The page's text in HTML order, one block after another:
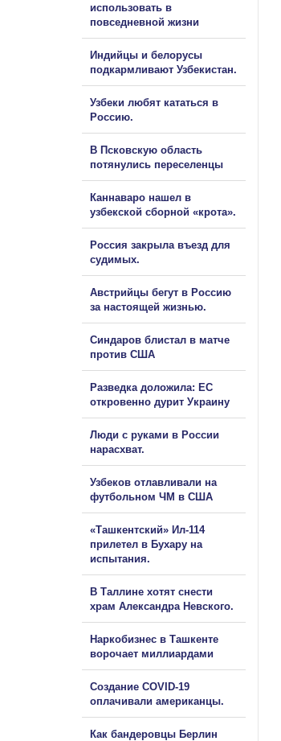
использовать в
повседневной жизни
Индийцы и белорусы
подкармливают Узбекистан.
Узбеки любят кататься в
Россию.
В Псковскую область
потянулись переселенцы
Каннаваро нашел в
узбекской сборной «крота».
Россия закрыла въезд для
судимых.
Австрийцы бегут в Россию
за настоящей жизнью.
Синдаров блистал в матче
против США
Разведка доложила: ЕС
откровенно дурит Украину
Люди с руками в России
нарасхват.
Узбеков отлавливали на
футбольном ЧМ в США
«Ташкентский» Ил-114
прилетел в Бухару на
испытания.
В Таллине хотят снести
храм Александра Невского.
Наркобизнес в Ташкенте
ворочает миллиардами
Создание COVID-19
оплачивали американцы.
Как бандеровцы Берлин